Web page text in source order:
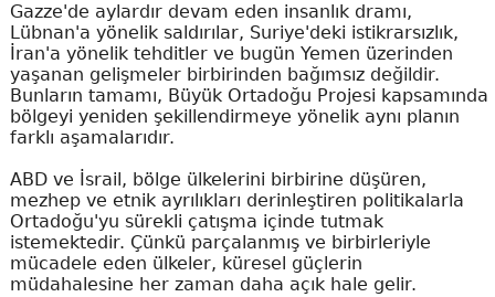
Gazze'de aylardır devam eden insanlık dramı,
Lübnan'a yönelik saldırılar, Suriye'deki istikrarsızlık,
İran'a yönelik tehditler ve bugün Yemen üzerinden
yaşanan gelişmeler birbirinden bağımsız değildir.
Bunların tamamı, Büyük Ortadoğu Projesi kapsamında
bölgeyi yeniden şekillendirmeye yönelik aynı planın
farklı aşamalarıdır.
ABD ve İsrail, bölge ülkelerini birbirine düşüren,
mezhep ve etnik ayrılıkları derinleştiren politikalarla
Ortadoğu'yu sürekli çatışma içinde tutmak
istemektedir. Çünkü parçalanmış ve birbirleriyle
mücadele eden ülkeler, küresel güçlerin
müdahalesine her zaman daha açık hale gelir.